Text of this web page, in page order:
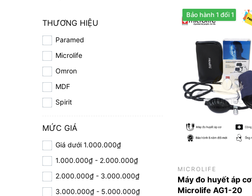
THƯƠNG HIỆU
Paramed
Microlife
Omron
MDF
Spirit
MỨC GIÁ
Giá dưới 1.000.000₫
1.000.000₫ - 2.000.000₫
2.000.000₫ - 3.000.000₫
3.000.000₫ - 5.000.000₫
Bảo hành 1 đổi 1
MICROLIFE
Máy đo huyết áp cơ
Microlife AG1-20